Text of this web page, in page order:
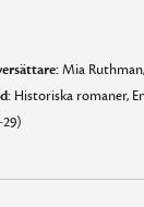
Mia Ruthman,
Historiska romaner,
29)